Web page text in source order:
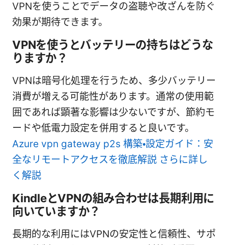
VPNを使うことでデータの盗聴や改ざんを防ぐ
効果が期待できます。
VPNを使うとバッテリーの持ちはどうな
りますか？
VPNは暗号化処理を行うため、多少バッテリー
消費が増える可能性があります。通常の使用範
囲であれば顕著な影響は少ないですが、節約モ
ードや低電力設定を併用すると良いです。
Azure vpn gateway p2s 構築・設定ガイド：安
全なリモートアクセスを徹底解説 さらに詳し
く解説
KindleとVPNの組み合わせは長期利用に
向いていますか？
長期的な利用にはVPNの安定性と信頼性、サポ